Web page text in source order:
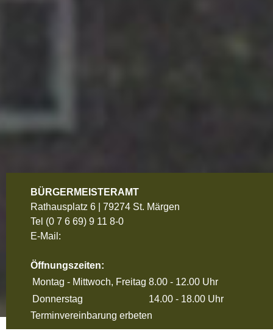
BÜRGERMEISTERAMT
Rathausplatz 6 | 79274 St. Märgen
Tel (0 7 6 69) 9 11 8-0
E-Mail:
Öffnungszeiten:
Montag - Mittwoch, Freitag 8.00 - 12.00 Uhr
Donnerstag
14.00 - 18.00 Uhr
Terminvereinbarung erbeten